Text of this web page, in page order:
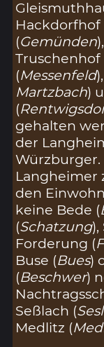
Hackdorfhof
(Gemünden
Truschenhof
(Messenfeld
Martzbach)
(
gehalten
der
Langheimer
den
keine Bede (
(Schatzung
Forderung (
Buse (Bues)
(Beschwer)
Seßlach (
Medlitz (